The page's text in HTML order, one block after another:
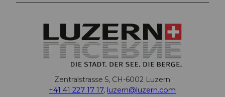
Zentralstrasse 5, CH-6002 Luzern
+41 41 227 17 17, luzern@luzern.com